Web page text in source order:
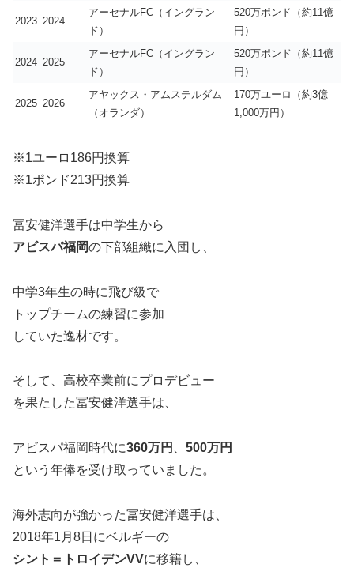
2023ｰ2024
アーセナルFC（イングラン
ド）
520万ポンド（約11億
円）
2024ｰ2025
アーセナルFC（イングラン
ド）
520万ポンド（約11億
円）
2025ｰ2026
アヤックス・アムステルダム
（オランダ）
170万ユーロ（約3億
1,000万円）
※1ユーロ186円換算
※1ポンド213円換算
冨安健洋選手は中学生から
アビスパ福岡の下部組織に入団し、
中学3年生の時に飛び級で
トップチームの練習に参加
していた逸材です。
そして、高校卒業前にプロデビュー
を果たした冨安健洋選手は、
アビスパ福岡時代に360万円
500万円
という年俸を受け取っていました。
海外志向が強かった冨安健洋選手は、
2018年1月8日にベルギーの
シント＝トロイデンVVに移籍し、